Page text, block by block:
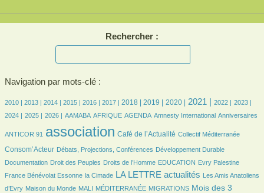
Rechercher :
Navigation par mots-clé :
1/553
2010 |
2/5532013 |
47/553 2014 |
83/553 2015 |
101/553 2016 |
119/553 2017 |
149/553 2018 |
168/553 2019 |
146/553 2020 |
248/553 2021 |
106/553 2022 |
110/553 2023 |
115/553
2024 |
106/553
2025 |
73/553 2026 |
17/553 AAMABA
41/553 AFRIQUE
116/553 AGENDA
2/553 Amnesty International
6/553 Anniversaires
6/553
ANTICOR 91 association Café de l’Actualité Collectif Méditerranée
Consom’Acteur
32/553 Débats, Projections, Conférences
36/553 Développement Durable
13/553
Documentation
7/553 Droit des Peuples
35/553 Droits de l’Homme
7/553 EDUCATION
2/553 Evry Palestine
14/553
France Bénévolat Essonne
3/553 la Cimade
262/553 LA LETTRE actualités
6/553
Les Amis Anatoliens
d’Evry
20/553Maison du Monde
5/553 MALI
1/553 MÉDITERRANÉE
29/553 MIGRATIONS
230/553
Mois des 3